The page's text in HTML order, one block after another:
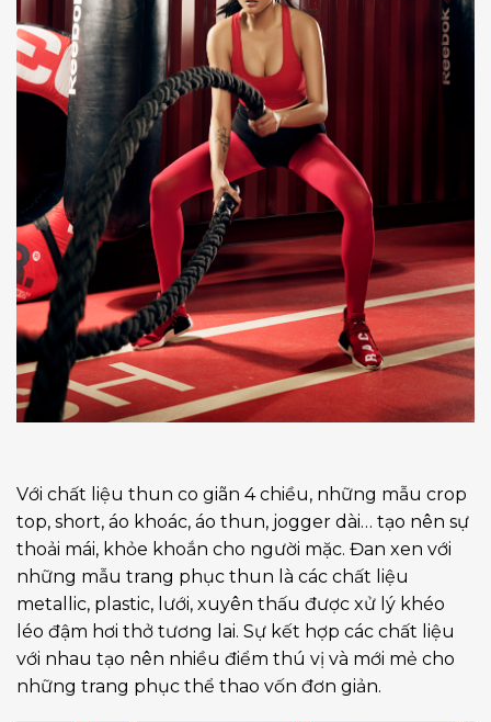
Với chất liệu thun co giãn 4 chiều, những mẫu crop
top, short, áo khoác, áo thun, jogger dài… tạo nên sự
thoải mái, khỏe khoắn cho người mặc. Đan xen với
những mẫu trang phục thun là các chất liệu
metallic, plastic, lưới, xuyên thấu được xử lý khéo
léo đậm hơi thở tương lai. Sự kết hợp các chất liệu
với nhau tạo nên nhiều điểm thú vị và mới mẻ cho
những trang phục thể thao vốn đơn giản.